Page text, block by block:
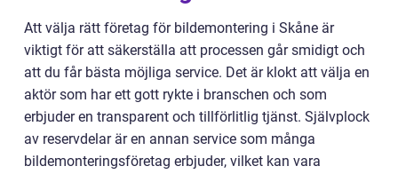
Att välja rätt företag för bildemontering i Skåne är
viktigt för att säkerställa att processen går smidigt och
att du får bästa möjliga service. Det är klokt att välja en
aktör som har ett gott rykte i branschen och som
erbjuder en transparent och tillförlitlig tjänst. Självplock
av reservdelar är en annan service som många
bildemonteringsföretag erbjuder, vilket kan vara